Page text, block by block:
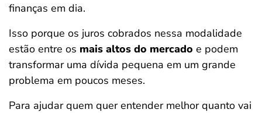
últimas notícias
ferramentas
finanças em dia.
Isso porque os juros cobrados nessa modalidade
estão entre os mais altos do mercado e podem
transformar uma dívida pequena em um grande
problema em poucos meses.
Para ajudar quem quer entender melhor quanto vai